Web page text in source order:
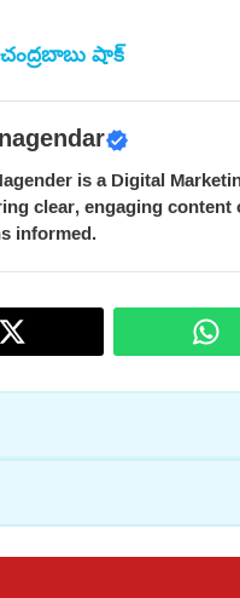
చంద్రబాబు షాక్
is a Digital
clear, engaging
informed.